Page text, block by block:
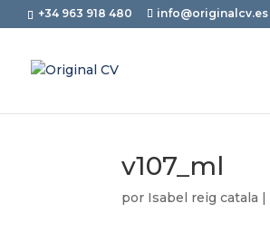
+34 963 918 480 info@originalcv.es
v107_ml
por Isabel reig catala |